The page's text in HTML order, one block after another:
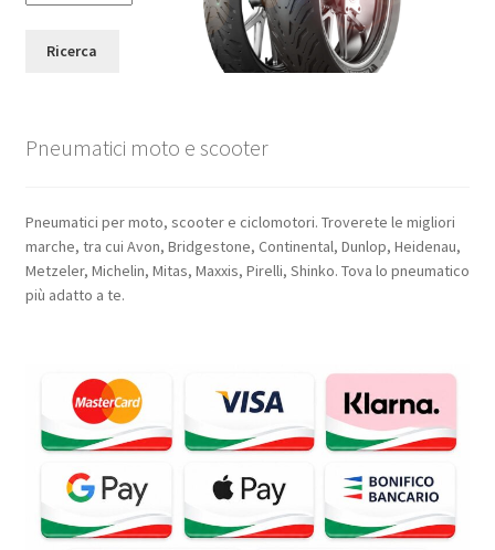
Ricerca
Pneumatici moto e scooter
Pneumatici per moto, scooter e ciclomotori. Troverete le migliori
marche, tra cui Avon, Bridgestone, Continental, Dunlop, Heidenau,
Metzeler, Michelin, Mitas, Maxxis, Pirelli, Shinko. Tova lo pneumatico
più adatto a te.